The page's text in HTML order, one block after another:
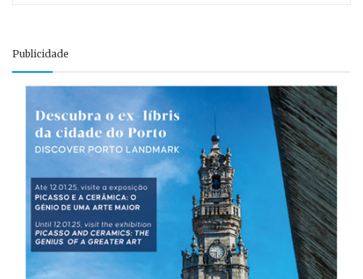
Publicidade